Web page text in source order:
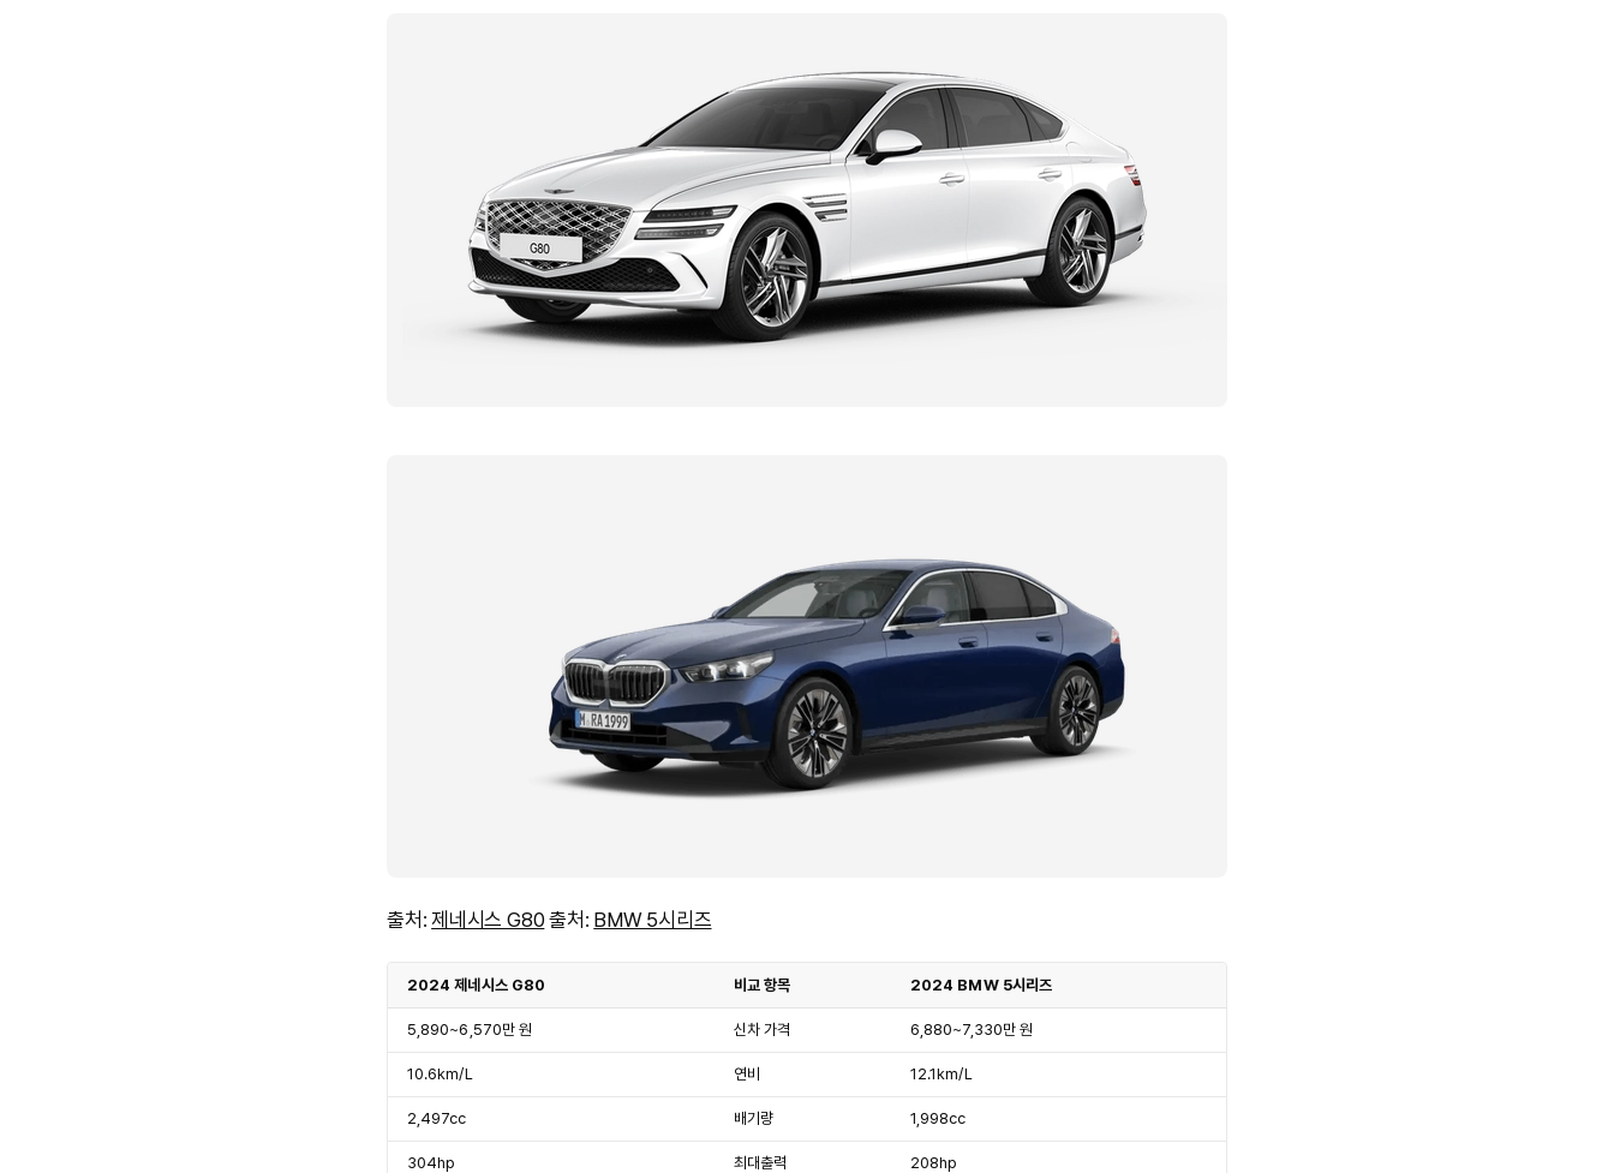
출처:제네시스 G80 출처: BMW 5시리즈
2024 제네시스 G80 비교 항목 2024 BMW 5시리즈
5,890~6,570만 원 신차 가격 6,880~7,330만 원
10.6km/L 연비 12.1km/L
2,497cc 배기량 1,998cc
304hp 최대출력 208hp